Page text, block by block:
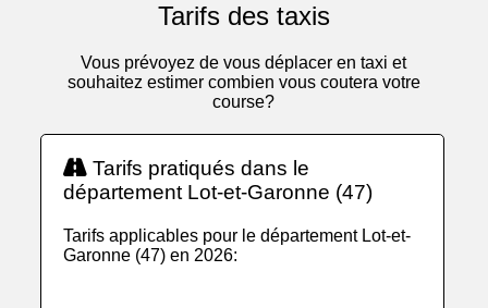
Tarifs des taxis
Vous prévoyez de vous déplacer en taxi et
souhaitez estimer combien vous coutera votre
course?
Tarifs pratiqués dans le
département Lot-et-Garonne (47)
Tarifs applicables pour le département Lot-et-
Garonne (47) en 2026: